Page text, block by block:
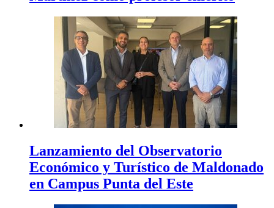
Lanzamiento del Observatorio
Económico y Turístico de Maldonado
en Campus Punta del Este